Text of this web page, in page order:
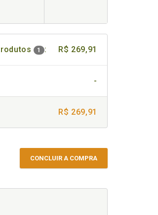
1 : R$ 269,91
-
R$ 269,91
CONCLUIR A COMPRA